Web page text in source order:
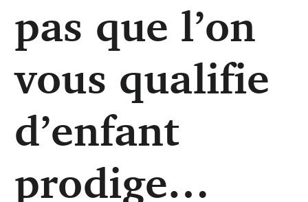
pas que l’on
vous qualifie
d’enfant
prodige…